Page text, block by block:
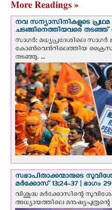
More Readings »
നവ സന്യാസിനികളുടെ പ്രഥമ
ചടങ്ങിനെത്തിയവരെ
സാഗർ: മധ്യപ്രദേശിലെ സാഗർ
കോൺവെന്‍റിലെത്തിയ
തടഞ്ഞു. ...
സഭാപിതാക്കന്മാരുടെ
മര്‍ക്കോസ് 13:24-37 | ഭാഗം 29
വിശുദ്ധ മര്‍ക്കോസിന്റെ
അധ്യായത്തിലെ